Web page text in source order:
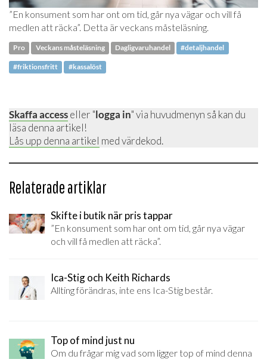
”En konsument som har ont om tid, går nya vägar och vill få
medlen att räcka”. Detta är veckans måsteläsning.
Pro Veckans måsteläsning Dagligvaruhandel #detaljhandel
#friktionsfritt #kassalöst
Skaffa accesseller "logga in" via huvudmenyn så kan du
läsa denna artikel!
Lås upp denna artikel med värdekod.
Relaterade artiklar
Skifte i butik när pris tappar
”En konsument som har ont om tid, går nya vägar
och vill få medlen att räcka”.
Ica-Stig och Keith Richards
Allting förändras, inte ens Ica-Stig består.
Top of mind just nu
Om du frågar mig vad som ligger top of mind denna